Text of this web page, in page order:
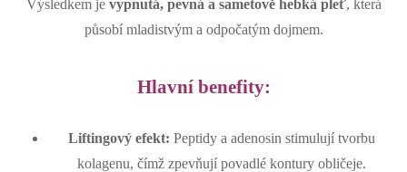
Výsledkem je vypnutá, pevná a sametově hebká pleť, která
působí mladistvým a odpočatým dojmem.
Hlavní benefity:
Liftingový efekt: Peptidy a adenosin stimulují tvorbu
kolagenu, čímž zpevňují povadlé kontury obličeje.